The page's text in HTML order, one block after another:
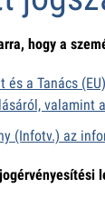
hogy a
és a Tanács
valamint
(Infotv.) az